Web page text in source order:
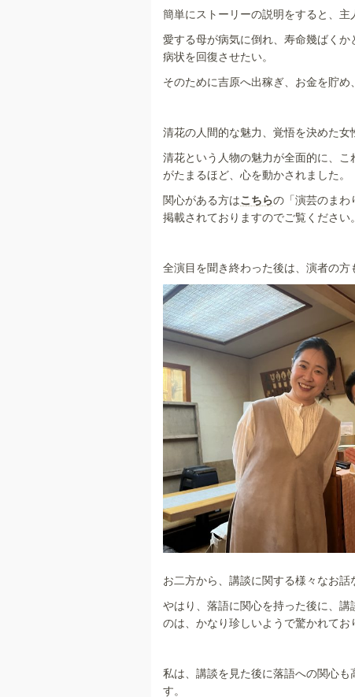
簡単にストーリーの説明をすると、主
愛する母が病気に倒れ、寿命幾ばく
病状を回復させたい。
そのために吉原へ出稼ぎ、お金を貯め
清花の人間的な魅力、覚悟を決めた女
清花という人物の魅力が全面的に、
がたまるほど、心を動かされました。
関心がある方はこちらの「演芸のまわ
掲載されておりますのでご覧ください。
全演目を聞き終わった後は、演者の方
お二方から、講談に関する様々なお話
やはり、落語に関心を持った後に、
のは、かなり珍しいようで驚かれてお
私は、講談を見た後に落語への関心
す。